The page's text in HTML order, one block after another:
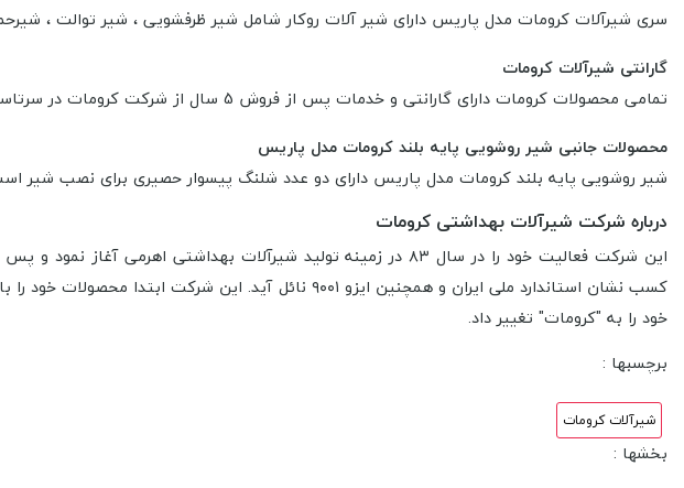
سری شیرآلات کرومات مدل پاریس دارای شیر آلات روکار شامل شیر ظرفشویی ، شیر توالت ،
گارانتی شیرآلات کرومات
تمامی محصولات کرومات دارای گارانتی و خدمات پس از فروش 5 سال از شرکت کرومات
در
محصولات جانبی شیر روشویی پایه بلند کرومات مدل پاریس
شیر روشویی پایه بلند کرومات مدل پاریس دارای دو عدد شلنگ پیسوار حصیری برای نصب شیر
درباره شرکت شیرآلات بهداشتی کرومات
کسب نشان استاندارد ملی ایران و همچنین ایزو ۹۰۰۱
خود را به "کرومات" تغییر داد.
برچسبها :
شیرآلات کرومات
بخشها :